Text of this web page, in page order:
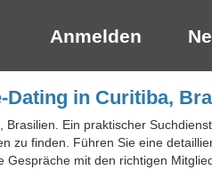
Anmelden
Dating in Curitiba,
Ein praktischer
zu finden. Führen Sie eine
mit den richtigen